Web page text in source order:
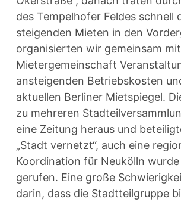
des Tempelhofer Feldes schnell
steigenden Mieten in den
organisierten wir gemeinsam
Mietergemeinschaft
ansteigenden Betriebskosten
aktuellen Berliner Mietspiegel.
zu mehreren
eine Zeitung heraus und
„Stadt vernetzt“, auch eine
Koordination für Neukölln wurde
gerufen. Eine große
darin, dass die Stadtteilgruppe